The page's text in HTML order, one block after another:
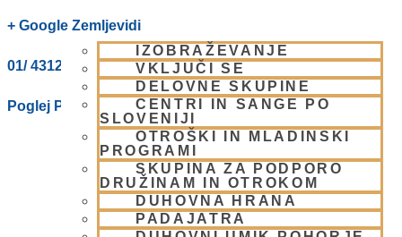
IZOBRAŽEVANJE
VKLJUČI SE
DELOVNE SKUPINE
CENTRI IN SANGE PO
SLOVENIJI
OTROŠKI IN MLADINSKI
PROGRAMI
SKUPINA ZA PODPORO
DRUŽINAM IN OTROKOM
DUHOVNA HRANA
PADAJATRA
+ Google Zemljevidi
01/ 4312319
Poglej Prizorišče spletno stran